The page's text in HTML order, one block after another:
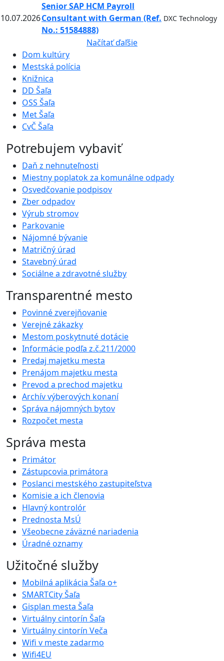
10.07.2026
Senior SAP HCM Payroll
Consultant with German (Ref.
No.: 51584888)
DXC Technology
Načítať ďaľšie
Dom kultúry
Mestská polícia
Knižnica
DD Šaľa
OSS Šaľa
Met Šaľa
CvČ Šaľa
Potrebujem vybaviť
Daň z nehnuteľnosti
Miestny poplatok za komunálne odpady
Osvedčovanie podpisov
Zber odpadov
Výrub stromov
Parkovanie
Nájomné bývanie
Matričný úrad
Stavebný úrad
Sociálne a zdravotné služby
Transparentné mesto
Povinné zverejňovanie
Verejné zákazky
Mestom poskytnuté dotácie
Informácie podľa z.č.211/2000
Predaj majetku mesta
Prenájom majetku mesta
Prevod a prechod majetku
Archív výberových konaní
Správa nájomných bytov
Rozpočet mesta
Správa mesta
Primátor
Zástupcovia primátora
Poslanci mestského zastupiteľstva
Komisie a ich členovia
Hlavný kontrolór
Prednosta MsÚ
Všeobecne záväzné nariadenia
Úradné oznamy
Užitočné služby
Mobilná aplikácia Šaľa o+
SMARTCity Šaľa
Gisplan mesta Šaľa
Virtuálny cintorín Šaľa
Virtuálny cintorín Veča
Wifi v meste zadarmo
Wifi4EU